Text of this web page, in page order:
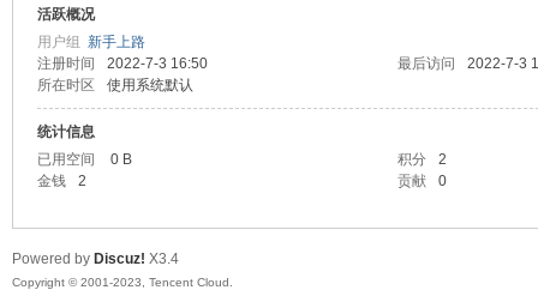
活跃概况
用户组 新手上路
注册时间
2022-7-3 16:50 最后访问
2022-7-3
所在时区
使用系统默认
统计信息
已用空间
0 B 积分
2
金钱
2 贡献 0
Powered by Discuz! X3.4
Copyright © 2001-2023, Tencent Cloud.